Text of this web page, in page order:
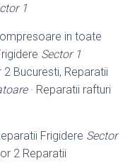
1
in toate
Sector 1
Bucuresti, Reparatii
· Reparatii rafturi
Frigidere Sector
2 Reparatii